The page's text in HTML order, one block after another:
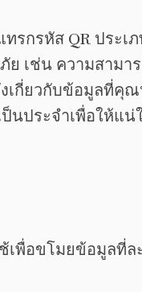
รกรหัส QR ประ
เช่น ความสาม
กี่ยวกับข้อมูลที่คุ
นประจำเพื่อให้แ
ช้เพื่อขโมยข้อมูล